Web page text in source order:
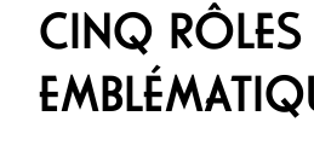
CINQ RÔLES